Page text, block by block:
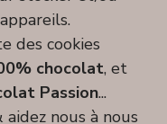
des cookies
chocolat, et
Passion...
nous à nous